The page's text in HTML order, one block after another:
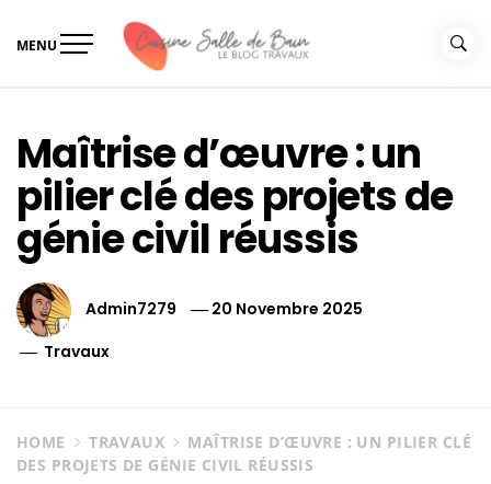
MENU
Maîtrise d’œuvre : un
pilier clé des projets de
génie civil réussis
Admin7279
20 Novembre 2025
Travaux
HOME TRAVAUX
MAÎTRISE D’ŒUVRE : UN PILIER CLÉ
DES PROJETS DE GÉNIE CIVIL RÉUSSIS